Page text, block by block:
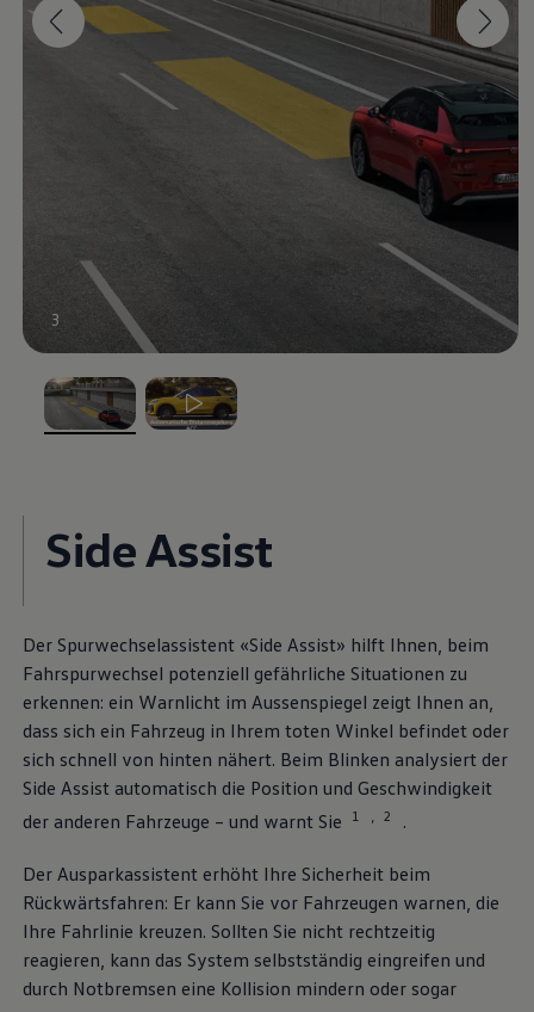
, 1 von 2
3
Side Assist
Der Spurwechselassistent «Side Assist» hilft Ihnen, beim
Fahrspurwechsel potenziell gefährliche Situationen zu
erkennen: ein Warnlicht im Aussenspiegel zeigt Ihnen an,
dass sich ein Fahrzeug in Ihrem toten Winkel befindet oder
sich schnell von hinten nähert. Beim Blinken analysiert der
Side Assist automatisch die Position und Geschwindigkeit
der anderen Fahrzeuge – und warnt Sie
1 2 .
Der Ausparkassistent erhöht Ihre Sicherheit beim
Rückwärtsfahren: Er kann Sie vor Fahrzeugen warnen, die
Ihre Fahrlinie kreuzen. Sollten Sie nicht rechtzeitig
reagieren, kann das System selbstständig eingreifen und
durch Notbremsen eine Kollision mindern oder sogar